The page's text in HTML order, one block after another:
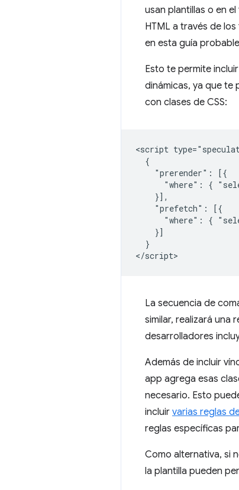
usan plantillas o en
HTML a través de
en esta guía
Esto te permite
dinámicas, ya que te
con clases de CSS:
<script
  {
    "prerender": [{
"where": {
    }],
    "prefetch": [{
"where": {
    }]
  }
La secuencia de
similar, realizará una
desarrolladores
Además de incluir
app agrega esas
necesario. Esto
incluir varias reglas
reglas específicas
Como alternativa, si
la plantilla pueden